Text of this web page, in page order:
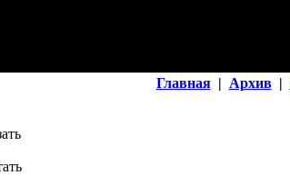
Главная | Архив |